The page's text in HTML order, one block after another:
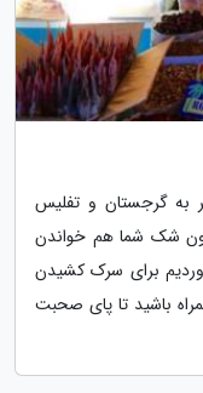
به گرجستان و تفلیس
شک شما هم خواندن
برای سرک کشیدن
باشید تا پای صحبت